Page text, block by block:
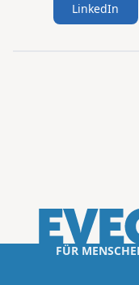
LinkedIn
FÜR